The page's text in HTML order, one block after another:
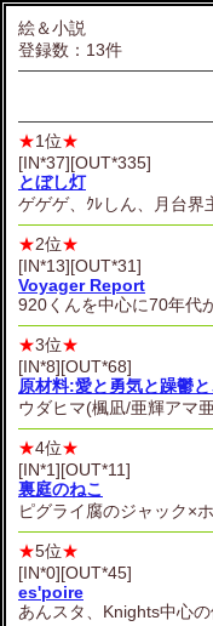
絵＆小説
登録数：13件
★1位★
[IN*37][OUT*335]
とぼし灯
ゲゲゲ、ｸﾚしん、月台界
★2位★
[IN*13][OUT*31]
Voyager Report
920くんを中心に70年代
★3位★
[IN*8][OUT*68]
原材料:愛と勇気と躁鬱と
ウダヒマ(楓凪/亜輝アマ
★4位★
[IN*1][OUT*11]
裏庭のねこ
ピグライ腐のジャック×
★5位★
[IN*0][OUT*45]
es'poire
あんスタ、Knights中心